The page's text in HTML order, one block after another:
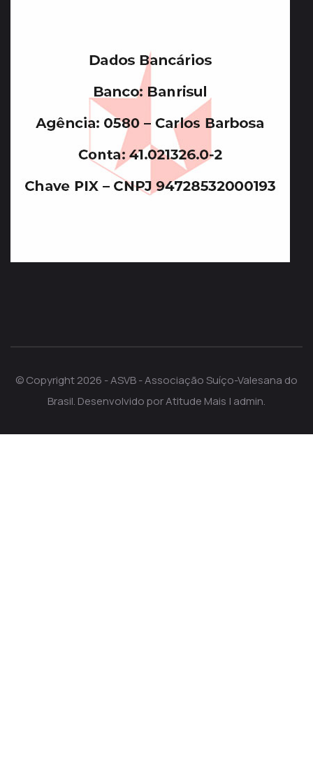
© Copyright 2026 - ASVB - Associação Suíço-Valesana do
Brasil. Desenvolvido porAtitude Mais | admin.